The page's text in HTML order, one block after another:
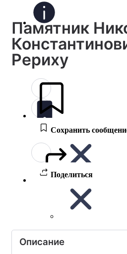
Памятник
Рериху
Сохранить
Поделиться
Описание